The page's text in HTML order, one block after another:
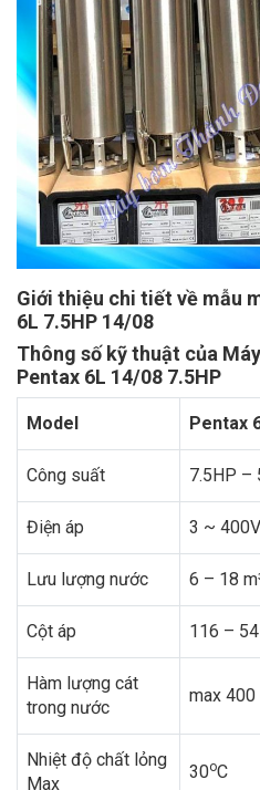
Giới thiệu chi tiết về mẫu
6L 7.5HP 14/08
Thông số kỹ thuật của
Pentax 6L 14/08 7.5HP
Model Pentax
Công suất 7.5HP –
Điện áp 3 ~
Lưu lượng nước 6 – 18
Cột áp 116 –
Hàm lượng cát
trong nước
max 400
Nhiệt độ chất lỏng
Max
30oC